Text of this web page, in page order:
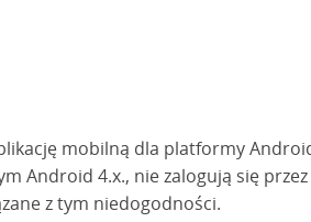
mobilną dla platformy
Android 4.x., nie zalogują się
z tym niedogodności.